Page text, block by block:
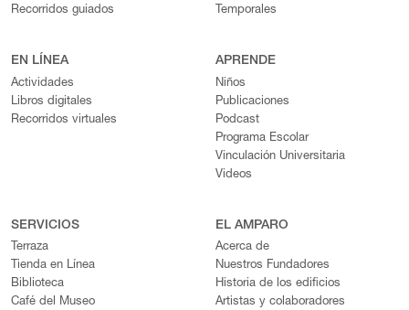
Recorridos guiados
Temporales
EN LÍNEA
Actividades
Libros digitales
Recorridos virtuales
APRENDE
Niños
Publicaciones
Podcast
Programa Escolar
Vinculación Universitaria
Videos
SERVICIOS
Terraza
Tienda en Línea
Biblioteca
Café del Museo
EL AMPARO
Acerca de
Nuestros Fundadores
Historia de los edificios
Artistas y colaboradores